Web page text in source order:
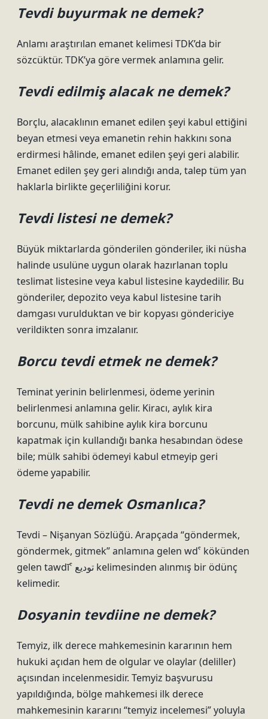
Tevdi buyurmak ne demek?
Anlamı araştırılan emanet kelimesi TDK’da bir
sözcüktür. TDK’ya göre vermek anlamına gelir.
Tevdi edilmiş alacak ne demek?
Borçlu, alacaklının emanet edilen şeyi kabul ettiğini
beyan etmesi veya emanetin rehin hakkını sona
erdirmesi hâlinde, emanet edilen şeyi geri alabilir.
Emanet edilen şey geri alındığı anda, talep tüm yan
haklarla birlikte geçerliliğini korur.
Tevdi listesi ne demek?
Büyük miktarlarda gönderilen gönderiler, iki nüsha
halinde usulüne uygun olarak hazırlanan toplu
teslimat listesine veya kabul listesine kaydedilir. Bu
gönderiler, depozito veya kabul listesine tarih
damgası vurulduktan ve bir kopyası göndericiye
verildikten sonra imzalanır.
Borcu tevdi etmek ne demek?
Teminat yerinin belirlenmesi, ödeme yerinin
belirlenmesi anlamına gelir. Kiracı, aylık kira
borcunu, mülk sahibine aylık kira borcunu
kapatmak için kullandığı banka hesabından ödese
bile; mülk sahibi ödemeyi kabul etmeyip geri
ödeme yapabilir.
Tevdi ne demek Osmanlıca?
Tevdi – Nişanyan Sözlüğü. Arapçada “göndermek,
göndermek, gitmek” anlamına gelen wdˁ kökünden
gelen tawdīˁ توديع kelimesinden alınmış bir ödünç
kelimedir.
Dosyanin tevdiine ne demek?
Temyiz, ilk derece mahkemesinin kararının hem
hukuki açıdan hem de olgular ve olaylar (deliller)
açısından incelenmesidir. Temyiz başvurusu
yapıldığında, bölge mahkemesi ilk derece
mahkemesinin kararını “temyiz incelemesi” yoluyla